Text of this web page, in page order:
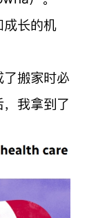
成长的机
搬家时必
我拿到了